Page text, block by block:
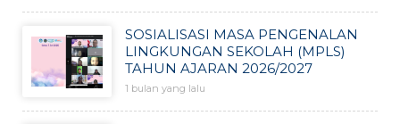
SOSIALISASI MASA PENGENALAN
LINGKUNGAN SEKOLAH (MPLS)
TAHUN AJARAN 2026/2027
1 bulan yang lalu